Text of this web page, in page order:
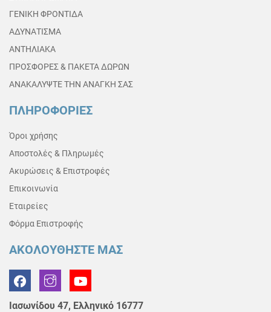
ΓΕΝΙΚΗ ΦΡΟΝΤΙΔΑ
ΑΔΥΝΑΤΙΣΜΑ
ΑΝΤΗΛΙΑΚΑ
ΠΡΟΣΦΟΡΕΣ & ΠΑΚΕΤΑ ΔΩΡΩΝ
ΑΝΑΚΑΛΥΨΤΕ ΤΗΝ ΑΝΑΓΚΗ ΣΑΣ
ΠΛΗΡΟΦΟΡΙΕΣ
Όροι χρήσης
Αποστολές & Πληρωμές
Ακυρώσεις & Επιστροφές
Επικοινωνία
Εταιρείες
Φόρμα Επιστροφής
ΑΚΟΛΟΥΘΗΣΤΕ ΜΑΣ
Ιασωνίδου 47, Ελληνικό 16777